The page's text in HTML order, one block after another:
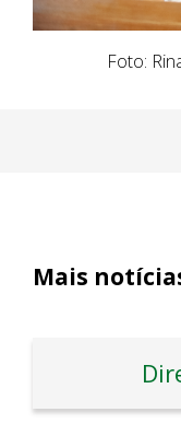
Foto:
Mais